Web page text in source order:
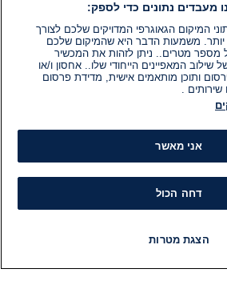
מעבדים נתונים כדי לספק:
המיקום הגאוגרפי המדויקים שלכם לצורך
משמעות הדבר היא שהמיקום שלכם
מספר מטרים.. ניתן לזהות את המכשיר
המאפיינים הייחודי שלו.. אחסון ו/או
ותוכן מותאמים אישית, מדידת פרסום
שירותים .
אני מאשר
דחה הכול
הצגת מטרות